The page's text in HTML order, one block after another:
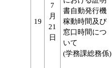
19
7
月
21
日
書自動発行機
稼動時間及び
窓口時間につ
いて
(学務課総務係)